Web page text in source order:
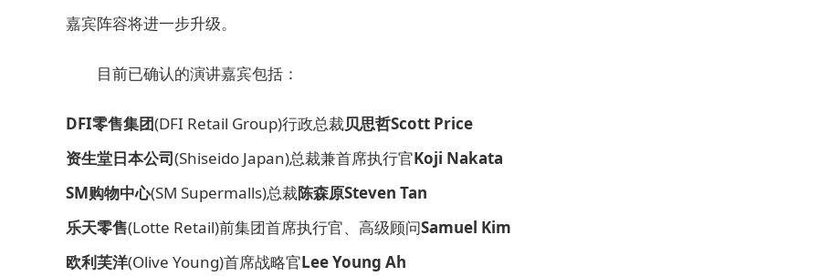
嘉宾阵容将进一步升级。
目前已确认的演讲嘉宾包括：
DFI零售集团(DFI Retail Group)行政总裁贝思哲Scott Price
资生堂日本公司(Shiseido Japan)总裁兼首席执行官Koji Nakata
SM购物中心(SM Supermalls)总裁陈森原Steven Tan
乐天零售(Lotte Retail)前集团首席执行官、高级顾问Samuel Kim
欧利芙洋(Olive Young)首席战略官Lee Young Ah